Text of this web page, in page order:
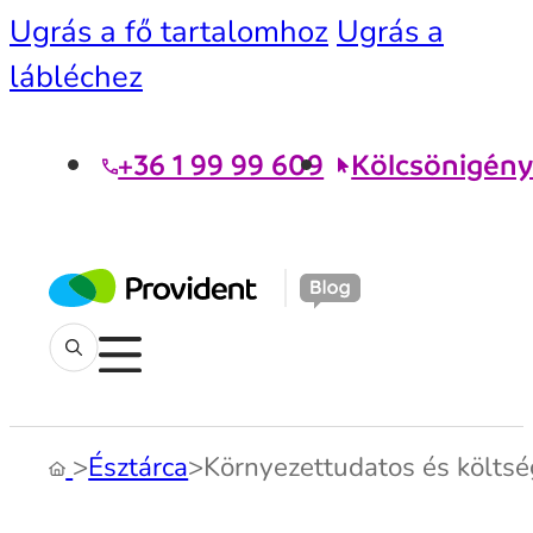
Ugrás a fő tartalomhoz Ugrás a
lábléchez
+36 1 99 99 609
>Észtárca>Környezettudatos és